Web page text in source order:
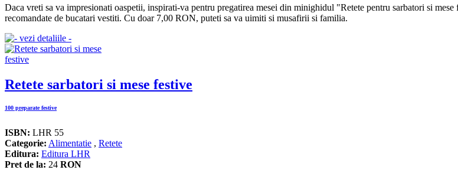
Daca vreti sa va impresionati oaspetii, inspirati-va pentru pregatirea mesei din minighidul "Retete pentru sarbatori si
recomandate de bucatari vestiti. Cu doar 7,00 RON, puteti sa va uimiti si musafirii si familia.
Retete sarbatori si mese festive
100 preparate festive
ISBN: LHR 55
Categorie: Alimentatie , Retete
Editura: Editura LHR
Pret de la: 24 RON